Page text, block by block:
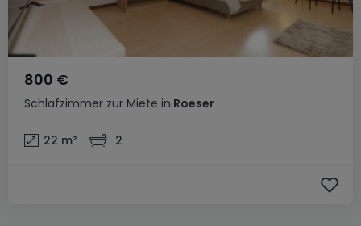
Schlafzimmer zur Miete in Roeser
800 €
22 m² 2